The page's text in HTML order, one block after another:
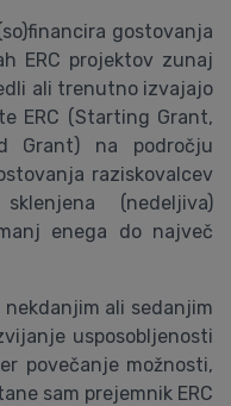
gostovanja
ERC projektov zunaj
ali trenutno izvajajo
ERC (Starting Grant,
Grant) na področju
raziskovalcev
(nedeljiva)
enega do največ
ali sedanjim
usposobljenosti
povečanje možnosti,
sam prejemnik ERC